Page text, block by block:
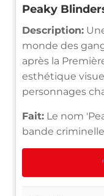
Peaky
Description:
monde des
après la
esthétique
personnages
Fait: Le nom
bande